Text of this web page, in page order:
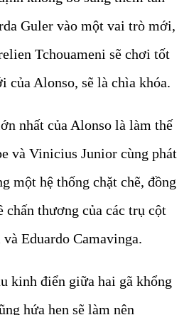
Guler vào một vai trò mới,
Tchouameni sẽ chơi tốt
của Alonso, sẽ là chìa khóa.
nhất của Alonso là làm thế
và Vinicius Junior cùng phát
một hệ thống chặt chẽ, đồng
thương của các trụ cột
Eduardo Camavinga.
kinh điển giữa hai gã khổng
hứa hẹn sẽ làm nên